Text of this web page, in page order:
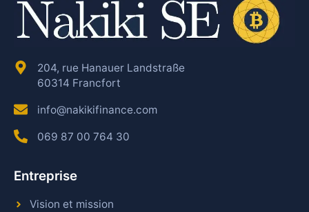
204, rue Hanauer Landstraße
60314 Francfort
info@nakikifinance.com
069 87 00 764 30
Entreprise
Vision et mission